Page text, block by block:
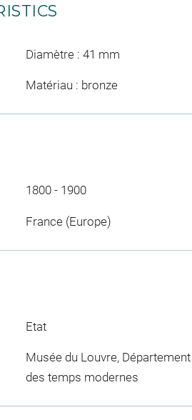
Diamètre : 41 mm
Matériau : bronze
1800 - 1900
France (Europe)
Etat
Musée du Louvre,
des temps modernes